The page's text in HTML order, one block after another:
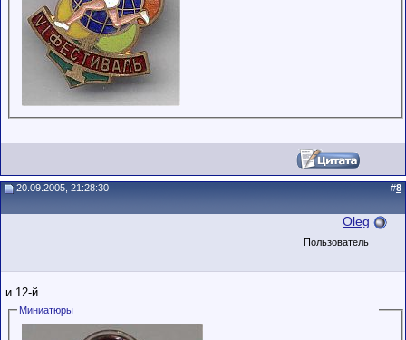
20.09.2005, 21:28:30 #8
Oleg
Пользователь
и 12-й
Миниатюры